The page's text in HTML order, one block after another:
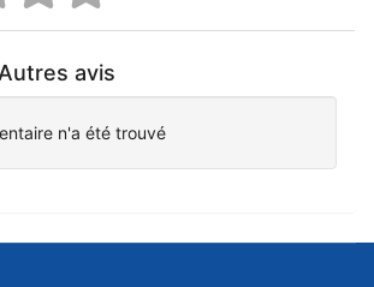
Autres avis
n'a été trouvé